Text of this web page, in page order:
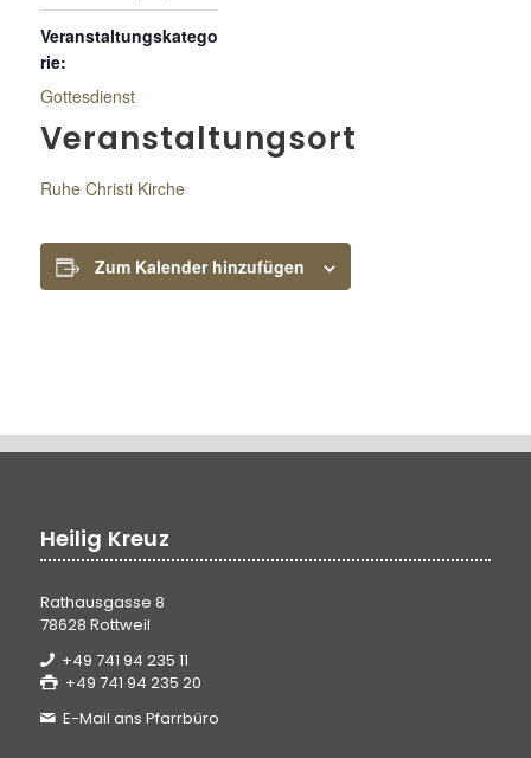
Veranstaltungskatego
rie:
Gottesdienst
Veranstaltungsort
Ruhe Christi Kirche
Zum Kalender hinzufügen
Heilig Kreuz
Rathausgasse 8
78628 Rottweil
+49 741 94 235 11
+49 741 94 235 20
E-Mail ans Pfarrbüro